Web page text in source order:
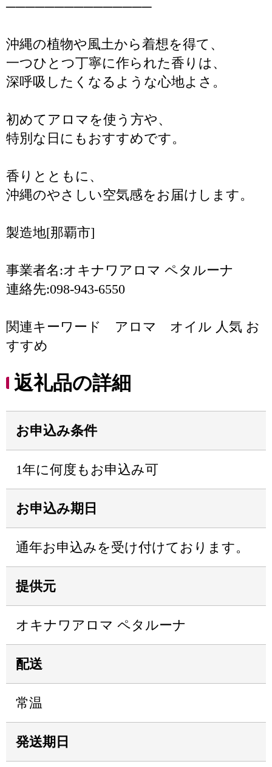
───────────────
沖縄の植物や風土から着想を得て、
一つひとつ丁寧に作られた香りは、
深呼吸したくなるような心地よさ。
初めてアロマを使う方や、
特別な日にもおすすめです。
香りとともに、
沖縄のやさしい空気感をお届けします。
製造地[那覇市]
事業者名:オキナワアロマ ペタルーナ
連絡先:098-943-6550
関連キーワード アロマ オイル 人気 お
すすめ
返礼品の詳細
お申込み条件
1年に何度もお申込み可
お申込み期日
通年お申込みを受け付けております。
提供元
オキナワアロマ ペタルーナ
配送
常温
発送期日